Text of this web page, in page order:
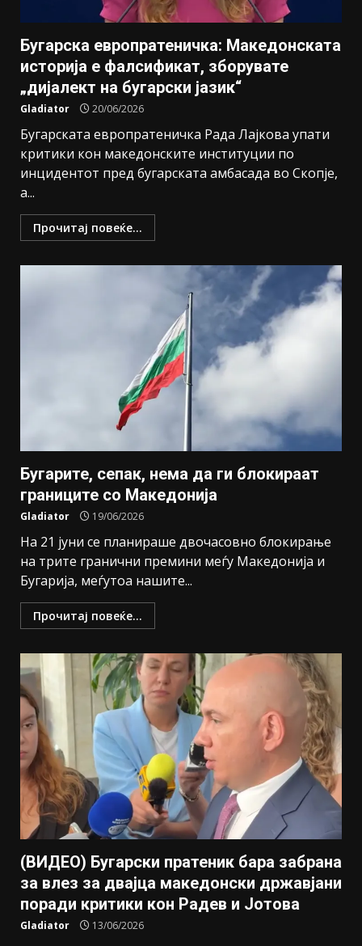
Бугарска европратеничка: Македонската
историја е фалсификат, зборувате
„дијалект на бугарски јазик“
Gladiator 20/06/2026
Бугарската европратеничка Рада Лајкова упати
критики кон македонските институции по
инцидентот пред бугарската амбасада во Скопје,
а...
Прочитај повеќе...
Бугарите, сепак, нема да ги блокираат
границите со Македонија
Gladiator 19/06/2026
На 21 јуни се планираше двочасовно блокирање
на трите гранични премини меѓу Македонија и
Бугарија, меѓутоа нашите...
Прочитај повеќе...
(ВИДЕО) Бугарски пратеник бара забрана
за влез за двајца македонски државјани
поради критики кон Радев и Јотова
Gladiator 13/06/2026